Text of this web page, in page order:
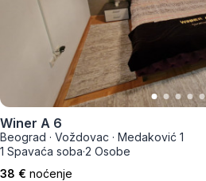
Winer A 6
Beograd · Voždovac · Medaković 1
1 Spavaća soba·2 Osobe
38 € noćenje